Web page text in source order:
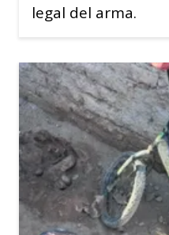
legal del arma.